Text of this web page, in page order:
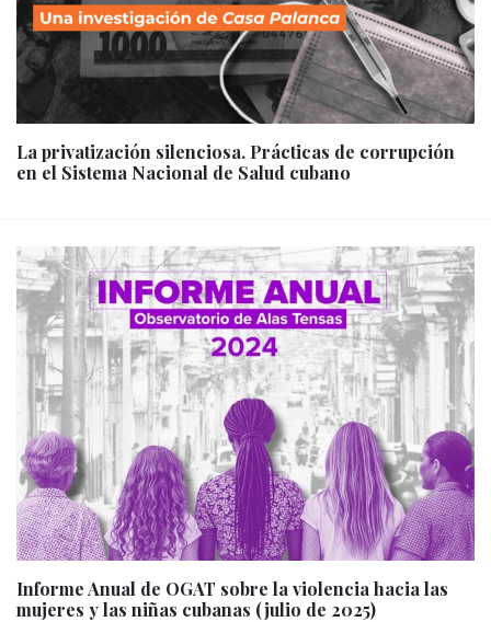
La privatización silenciosa. Prácticas de corrupción
en el Sistema Nacional de Salud cubano
Informe Anual de OGAT sobre la violencia hacia las
mujeres y las niñas cubanas (julio de 2025)